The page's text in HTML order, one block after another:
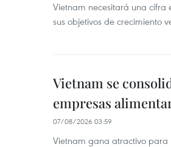
Vietnam necesitará una
sus objetivos de crecimiento
Vietnam se
empresas
07/08/2026 03:59
Vietnam gana atractivo para